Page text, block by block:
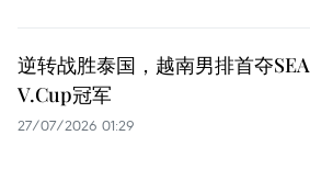
逆转战胜泰国，越南男排首夺SEA
V.Cup冠军
27/07/2026 01:29